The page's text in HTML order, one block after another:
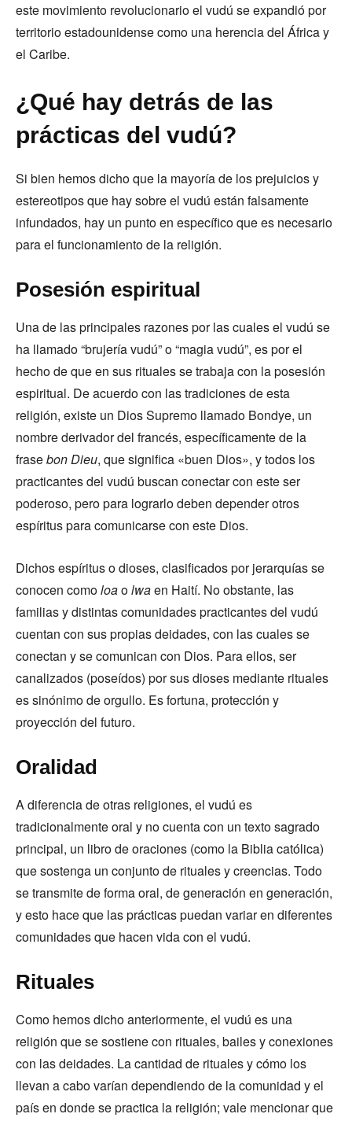
este movimiento revolucionario el vudú se expandió por
territorio estadounidense como una herencia del África y
el Caribe.
¿Qué hay detrás de las
prácticas del vudú?
Si bien hemos dicho que la mayoría de los prejuicios y
estereotipos que hay sobre el vudú están falsamente
infundados, hay un punto en específico que es necesario
para el funcionamiento de la religión.
Posesión espiritual
Una de las principales razones por las cuales el vudú se
ha llamado “brujería vudú” o “magia vudú”, es por el
hecho de que en sus rituales se trabaja con la posesión
espiritual. De acuerdo con las tradiciones de esta
religión, existe un Dios Supremo llamado Bondye, un
nombre derivador del francés, específicamente de la
frasebon Dieu, que significa «buen Dios», y todos los
practicantes del vudú buscan conectar con este ser
poderoso, pero para lograrlo deben depender otros
espíritus para comunicarse con este Dios.
Dichos espíritus o dioses, clasificados por jerarquías se
conocen comoloaolwaen Haití. No obstante, las
familias y distintas comunidades practicantes del vudú
cuentan con sus propias deidades, con las cuales se
conectan y se comunican con Dios. Para ellos, ser
canalizados (poseídos) por sus dioses mediante rituales
es sinónimo de orgullo. Es fortuna, protección y
proyección del futuro.
Oralidad
A diferencia de otras religiones, el vudú es
tradicionalmente oral y no cuenta con un texto sagrado
principal, un libro de oraciones (como la Biblia católica)
que sostenga un conjunto de rituales y creencias. Todo
se transmite de forma oral, de generación en generación,
y esto hace que las prácticas puedan variar en diferentes
comunidades que hacen vida con el vudú.
Rituales
Como hemos dicho anteriormente, el vudú es una
religión que se sostiene con rituales, bailes y conexiones
con las deidades. La cantidad de rituales y cómo los
llevan a cabo varían dependiendo de la comunidad y el
país en donde se practica la religión; vale mencionar que